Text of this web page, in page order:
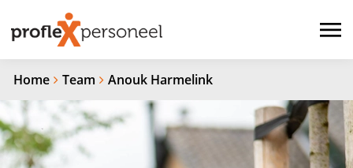
Home Team Anouk Harmelink